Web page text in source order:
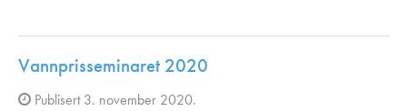
Vannprisseminaret 2020
Publisert 3. november 2020.